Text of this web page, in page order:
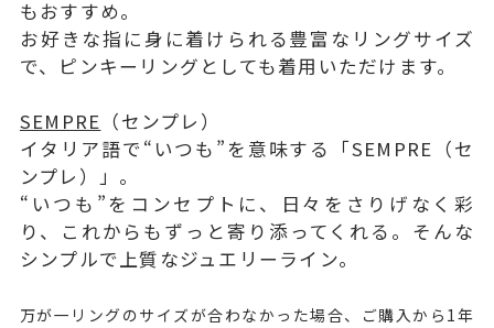
もおすすめ。
お好きな指に身に着けられる豊富なリングサイズ
で、ピンキーリングとしても着用いただけます。
SEMPRE （センプレ）
イタリア語で“いつも”を意味する「SEMPRE（セ
ンプレ）」。
“いつも”をコンセプトに、日々をさりげなく彩
り、これからもずっと寄り添ってくれる。そんな
シンプルで上質なジュエリーライン。
万が一リングのサイズが合わなかった場合、ご購入から1年